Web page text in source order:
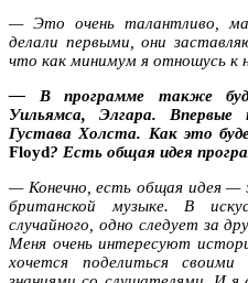
— Это очень талантливо,
делали первыми, они
что как минимум я отношусь к
— В программе также
Уильямса, Элгара.
Густава Холста. Как это
Floyd? Есть общая идея
— Конечно, есть общая идея —
британской музыке. В
случайного, одно следует за
Меня очень интересуют
хочется поделиться